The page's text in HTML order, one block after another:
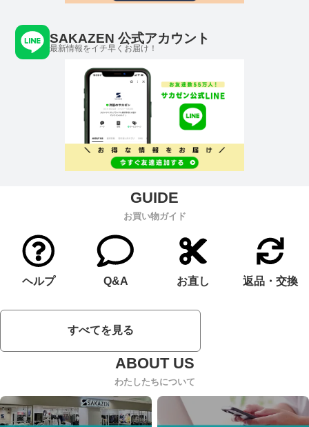
SAKAZEN 公式アカウント
最新情報をイチ早くお届け！
お買い物ガイド
ヘルプ Q&A お直し 返品・交換
すべてを見る
わたしたちについて